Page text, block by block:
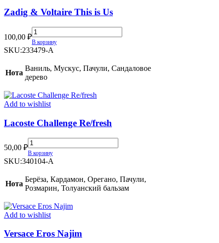
Zadig & Voltaire This is Us
100,00 ₽
Zadig
&
Voltaire
is
Us
quantity
В корзину
SKU:233479-A
Нота
Ваниль, Мускус, Пачули, Сандаловое
дерево
Add to wishlist
Lacoste Challenge Re/fresh
50,00 ₽
Lacoste
Challenge
Re/fresh
В корзину
SKU:340104-A
Нота
Берёза, Кардамон, Орегано, Пачули,
Розмарин, Толуанский бальзам
Add to wishlist
Versace Eros Najim